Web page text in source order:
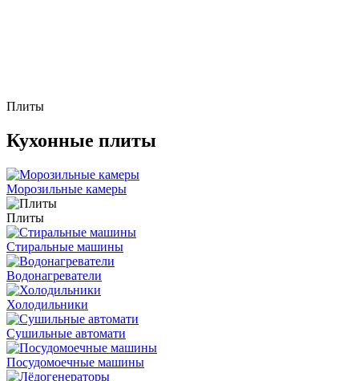
Плиты
Кухонные плиты
Морозильные камеры
Плиты
Стиральные машины
Водонагреватели
Холодильники
Сушильные автомати
Посудомоечные машины